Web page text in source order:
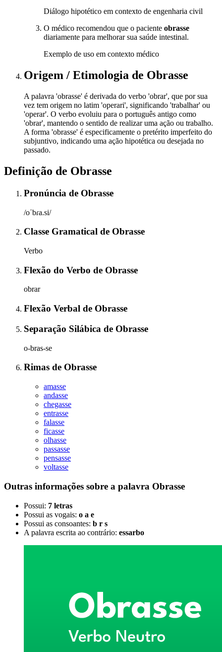
Diálogo hipotético em contexto de engenharia civil
O médico recomendou que o paciente obrasse
diariamente para melhorar sua saúde intestinal.
Exemplo de uso em contexto médico
Origem / Etimologia de Obrasse
A palavra 'obrasse' é derivada do verbo 'obrar', que por sua
vez tem origem no latim 'operari', significando 'trabalhar' ou
'operar'. O verbo evoluiu para o português antigo como
'obrar', mantendo o sentido de realizar uma ação ou trabalho.
A forma 'obrasse' é especificamente o pretérito imperfeito do
subjuntivo, indicando uma ação hipotética ou desejada no
passado.
Definição de Obrasse
Pronúncia de Obrasse
/oˈbɾa.si/
Classe Gramatical de Obrasse
Verbo
Flexão do Verbo de Obrasse
obrar
Flexão Verbal de Obrasse
Separação Silábica de Obrasse
o-bras-se
Rimas de Obrasse
amasse
andasse
chegasse
entrasse
falasse
ficasse
olhasse
passasse
pensasse
voltasse
Outras informações sobre a palavra Obrasse
Possui: 7 letras
Possui as vogais: o a e
Possui as consoantes: b r s
A palavra escrita ao contrário: essarbo